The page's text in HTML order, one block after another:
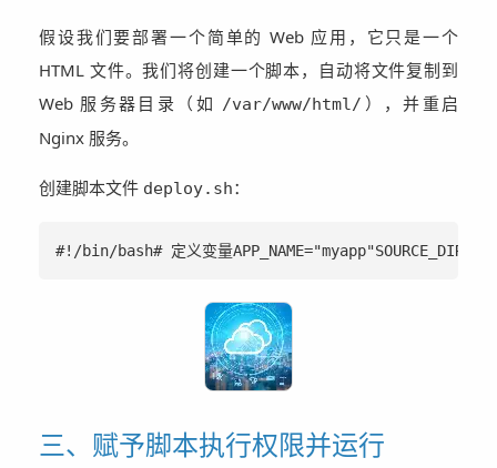
假设我们要部署一个简单的 Web 应用，它只是一个
HTML 文件。我们将创建一个脚本，自动将文件复制到
Web 服务器目录（如 /var/www/html/ ），并重启
Nginx 服务。
创建脚本文件 deploy.sh：
#!/bin/bash# 定义变量
三、赋予脚本执行权限并运行